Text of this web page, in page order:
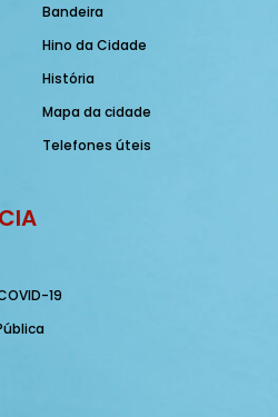
Bandeira
Hino da Cidade
História
Mapa da cidade
Telefones úteis
19